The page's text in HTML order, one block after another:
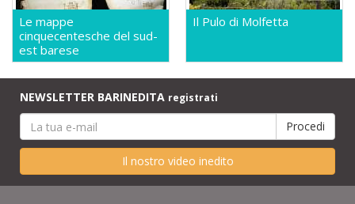
Le mappe
cinquecentesche del sud-
est barese
Il Pulo di Molfetta
NEWSLETTER BARINEDITA registrati
Il nostro video inedito